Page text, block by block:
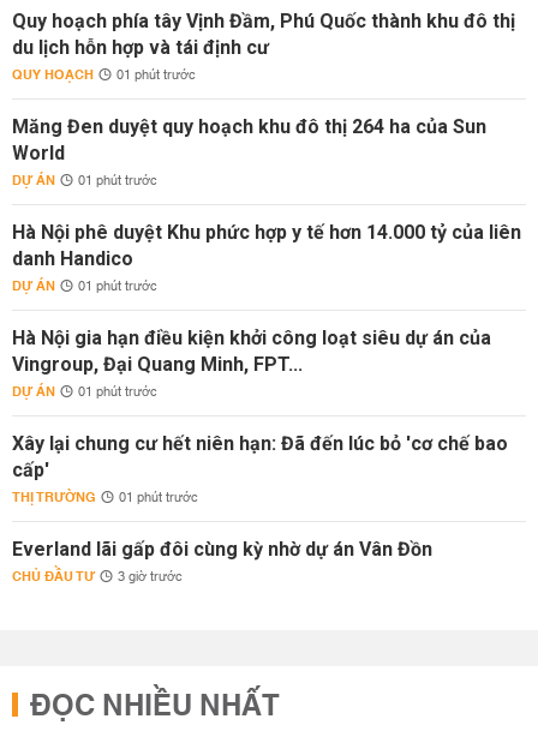
Quy hoạch phía tây Vịnh Đầm, Phú Quốc thành khu đô thị
du lịch hỗn hợp và tái định cư
QUY HOẠCH 01 phút trước
Măng Đen duyệt quy hoạch khu đô thị 264 ha của Sun
World
DỰ ÁN 01 phút trước
Hà Nội phê duyệt Khu phức hợp y tế hơn 14.000 tỷ của liên
danh Handico
DỰ ÁN 01 phút trước
Hà Nội gia hạn điều kiện khởi công loạt siêu dự án của
Vingroup, Đại Quang Minh, FPT...
DỰ ÁN 01 phút trước
Xây lại chung cư hết niên hạn: Đã đến lúc bỏ 'cơ chế bao
cấp'
THỊ TRƯỜNG 01 phút trước
Everland lãi gấp đôi cùng kỳ nhờ dự án Vân Đồn
CHỦ ĐẦU TƯ 3 giờ trước
ĐỌC NHIỀU NHẤT